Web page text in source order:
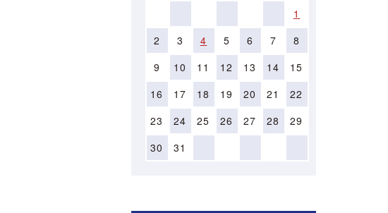
1
2
3 4 5 6 7
8
9
10 11 12 13 14
15
16
17 18 19 20 21
22
23
24 25 26 27 28
29
30
31